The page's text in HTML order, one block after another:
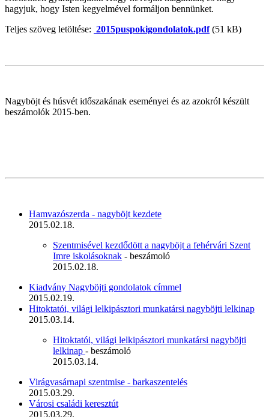
hagyjuk, hogy Isten kegyelmével formáljon bennünket.
Teljes szöveg letöltése: 2015puspokigondolatok.pdf(51 kB)
Nagyböjt és húsvét időszakának eseményei és az azokról készült
beszámolók 2015-ben.
Hamvazószerda - nagyböjt kezdete
2015.02.18.
Szentmisével kezdődött a nagyböjt a fehérvári Szent
Imre iskolásoknak - beszámoló
2015.02.18.
Kiadvány Nagyböjti gondolatok címmel
2015.02.19.
Hitoktatói, világi lelkipásztori munkatársi nagyböjti lelkinap
2015.03.14.
Hitoktatói, világi lelkipásztori munkatársi nagyböjti
lelkinap - beszámoló
2015.03.14.
Virágvasárnapi szentmise - barkaszentelés
2015.03.29.
Városi családi keresztút
2015.03.29.